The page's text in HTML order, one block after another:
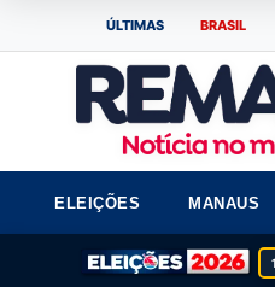
ÚLTIMAS BRASIL
ELEIÇÕES MANAUS